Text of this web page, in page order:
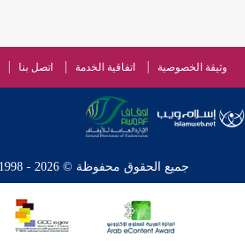
وثيقة الخصوصية اتفاقية الخدمة اتصل بنا
جميع الحقوق محفوظة © 2026 - 1998 لشبكة إسلام ويب